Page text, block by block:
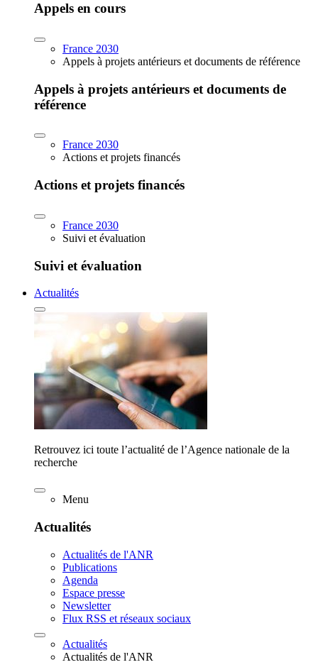
Appels en cours
France 2030
Appels à projets antérieurs et documents de référence
Appels à projets antérieurs et documents de
référence
France 2030
Actions et projets financés
Actions et projets financés
France 2030
Suivi et évaluation
Suivi et évaluation
Actualités
Retrouvez ici toute l’actualité de l’Agence nationale de la
recherche
Menu
Actualités
Actualités de l'ANR
Publications
Agenda
Espace presse
Newsletter
Flux RSS et réseaux sociaux
Actualités
Actualités de l'ANR